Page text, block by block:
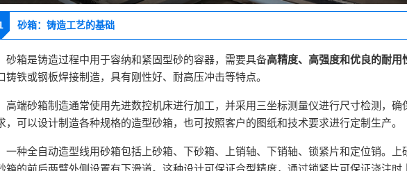
砂箱：铸造工艺的基础
砂箱是铸造过程中用于容纳和紧固型砂的容器，需要具备高精度、高强度和优良的耐用
铸铁或钢板焊接制造，具有刚性好、耐高压冲击等特点。
高端砂箱制造通常使用先进数控机床进行加工，并采用三坐标测量仪进行尺寸检测，确
，可以设计制造各种规格的造型砂箱，也可按照客户的图纸和技术要求进行定制生产。
一种全自动造型线用砂箱包括上砂箱、下砂箱、上销轴、下销轴、锁紧片和定位销。上
箱的前后两臂外侧设置有下滑道。这种设计可保证合型精度，通过锁紧片可保证浇注时